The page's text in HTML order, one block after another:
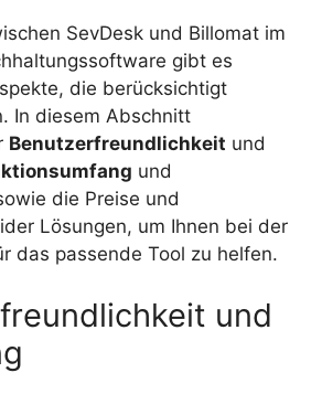
SevDesk und Billomat im
gibt es
die berücksichtigt
In diesem Abschnitt
Benutzerfreundlichkeit und
und
die Preise und
Lösungen, um Ihnen bei der
das passende Tool zu helfen.
und